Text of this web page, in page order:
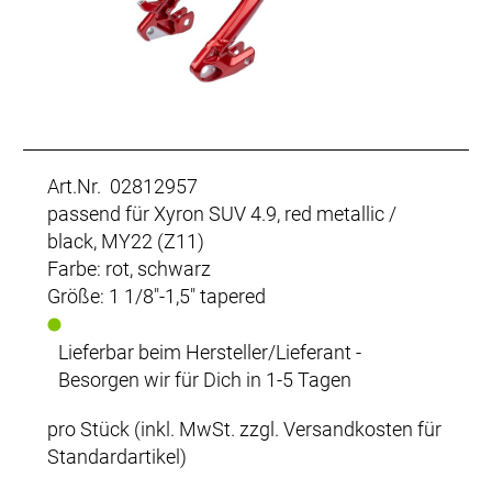
Art.Nr. 02812957
passend für Xyron SUV 4.9, red metallic /
black, MY22 (Z11)
Farbe: rot, schwarz
Größe: 1 1/8"-1,5" tapered
Lieferbar beim Hersteller/Lieferant -
Besorgen wir für Dich in 1-5 Tagen
pro Stück (inkl. MwSt. zzgl. Versandkosten für
Standardartikel)